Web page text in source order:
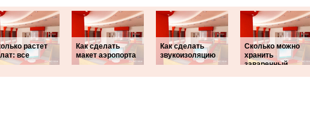
растет
все
Как сделать
макет аэропорта
Как сделать
звукоизоляцию
Сколько можно
хранить
заваренный